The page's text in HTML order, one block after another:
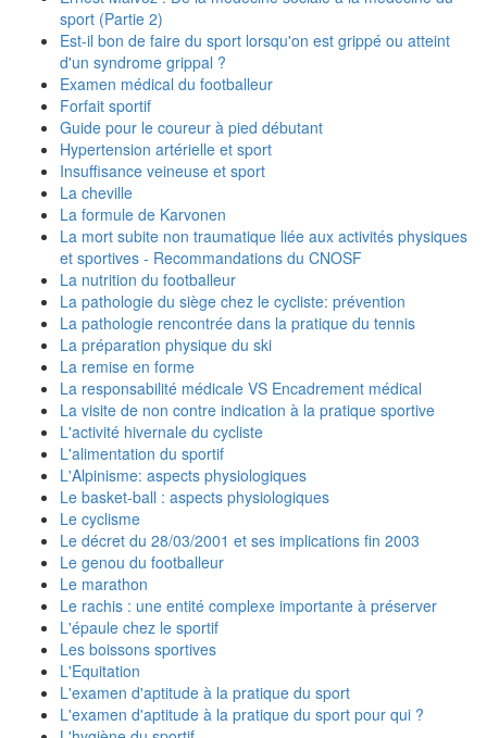
sport (Partie 2)
Est-il bon de faire du sport lorsqu'on est grippé ou atteint
d'un syndrome grippal ?
Examen médical du footballeur
Forfait sportif
Guide pour le coureur à pied débutant
Hypertension artérielle et sport
Insuffisance veineuse et sport
La cheville
La formule de Karvonen
La mort subite non traumatique liée aux activités physiques
et sportives - Recommandations du CNOSF
La nutrition du footballeur
La pathologie du siège chez le cycliste: prévention
La pathologie rencontrée dans la pratique du tennis
La préparation physique du ski
La remise en forme
La responsabilité médicale VS Encadrement médical
La visite de non contre indication à la pratique sportive
L'activité hivernale du cycliste
L'alimentation du sportif
L'Alpinisme: aspects physiologiques
Le basket-ball : aspects physiologiques
Le cyclisme
Le décret du 28/03/2001 et ses implications fin 2003
Le genou du footballeur
Le marathon
Le rachis : une entité complexe importante à préserver
L'épaule chez le sportif
Les boissons sportives
L'Equitation
L'examen d'aptitude à la pratique du sport
L'examen d'aptitude à la pratique du sport pour qui ?